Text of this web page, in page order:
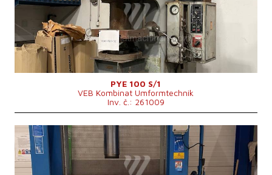
Rozměry pracovní plochy stolu750x560 mm
Rozměry beranu
530x400 mm
Zdvih beranu
500 mm
Vyložení
360 mm
Zdvih spodního vyhazovače
200 mm
Hmotnost stroje
5000 kg
Řídící systém
ne
PYE 100 S/1
VEB Kombinat Umformtechnik
Inv. č.: 261009
Rok výroby:
2018
Jmenovitá tvářecí síla lisu
150 t
Rozměry pracovní plochy stolu1020 x 1035 mm
Rozměry d x š x v
1970x2515x1300 mm